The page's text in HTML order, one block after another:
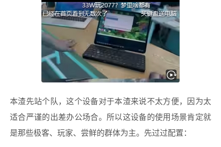
本渣先站个队，这个设备对于本渣来说不太方便，因为太
适合严谨的出差办公场合。所以这设备的使用场景肯定就
是那些极客、玩家、尝鲜的群体为主。先过过配置：